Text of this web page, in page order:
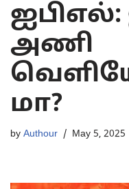
அணி
மா?
by Authour May 5, 2025